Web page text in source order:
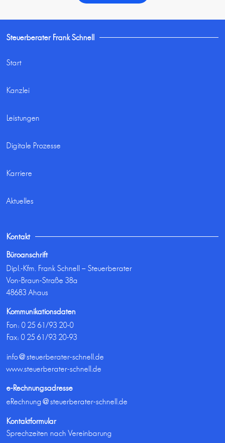
Steuerberater Frank Schnell
Start
Kanzlei
Leistungen
Digitale Prozesse
Karriere
Aktuelles
Kontakt
Büroanschrift
Dipl.-Kfm. Frank Schnell – Steuerberater
Von-Braun-Straße 38a
48683 Ahaus
Kommunikationsdaten
Fon:0 25 61/93 20-0
Fax: 0 25 61/93 20-93
info@steuerberater-schnell.de
www.steuerberater-schnell.de
e-Rechnungsadresse
eRechnung@steuerberater-schnell.de
Kontaktformular
Sprechzeiten nach Vereinbarung